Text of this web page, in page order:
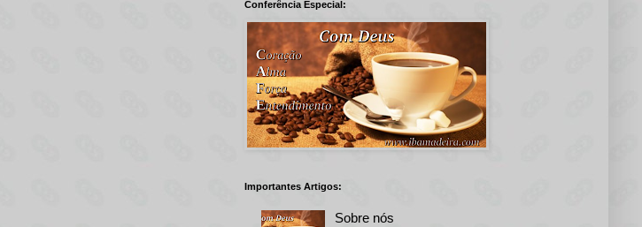
Conferência Especial:
Importantes Artigos:
Sobre nós